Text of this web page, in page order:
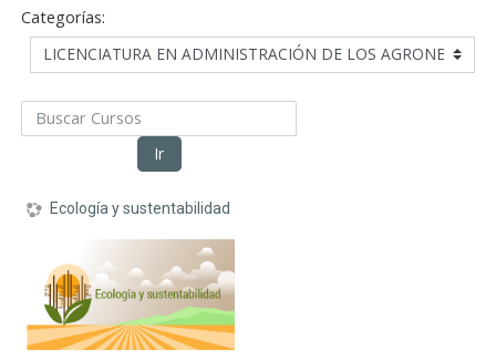
Categorías:
Ir
Ecología y sustentabilidad